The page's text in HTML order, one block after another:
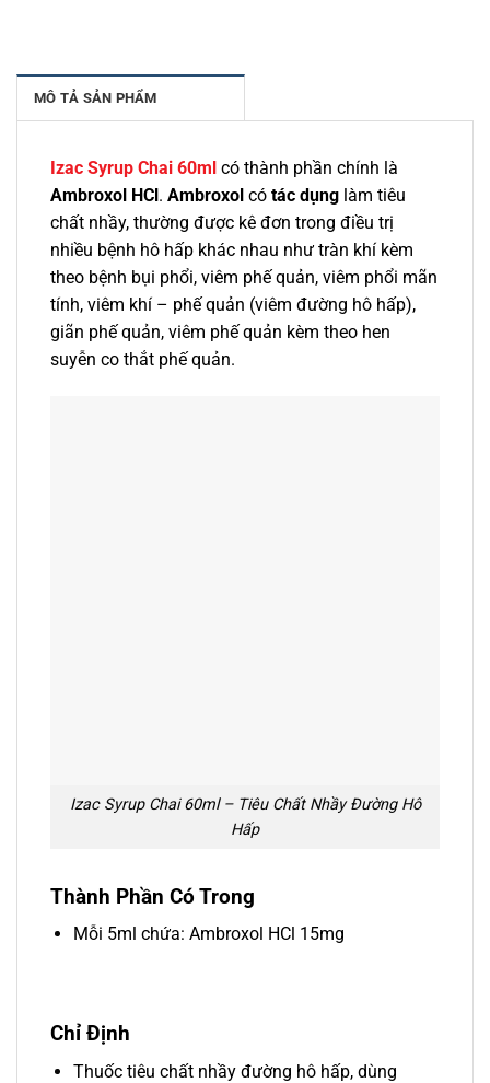
MÔ TẢ SẢN PHẨM
Izac Syrup Chai 60ml có thành phần chính là
Ambroxol HCl . Ambroxol có tác dụng làm tiêu
chất nhầy, thường được kê đơn trong điều trị
nhiều bệnh hô hấp khác nhau như tràn khí kèm
theo bệnh bụi phổi, viêm phế quản, viêm phổi mãn
tính, viêm khí – phế quản (viêm đường hô hấp),
giãn phế quản, viêm phế quản kèm theo hen
suyễn co thắt phế quản.
Izac Syrup Chai 60ml – Tiêu Chất Nhầy Đường Hô
Hấp
Thành Phần Có Trong
Mỗi 5ml chứa: Ambroxol HCl 15mg
Chỉ Định
Thuốc tiêu chất nhầy đường hô hấp, dùng